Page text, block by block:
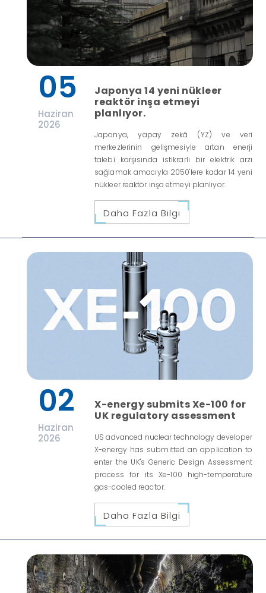
05
Haziran
2026
Japonya 14 yeni nükleer
reaktör inşa etmeyi
planlıyor.
Japonya, yapay zekâ (YZ) ve veri
merkezlerinin gelişmesiyle artan enerji
talebi karşısında istikrarlı bir elektrik arzı
sağlamak amacıyla 2050'lere kadar 14 yeni
nükleer reaktör inşa etmeyi planlıyor.
Daha Fazla Bilgi
02
Haziran
2026
X-energy submits Xe-100 for
UK regulatory assessment
US advanced nuclear technology developer
X-energy has submitted an application to
enter the UK's Generic Design Assessment
process for its Xe-100 high-temperature
gas-cooled reactor.
Daha Fazla Bilgi